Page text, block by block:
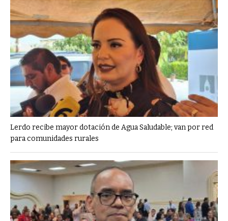
Lerdo recibe mayor dotación de Agua Saludable; van por red
para comunidades rurales